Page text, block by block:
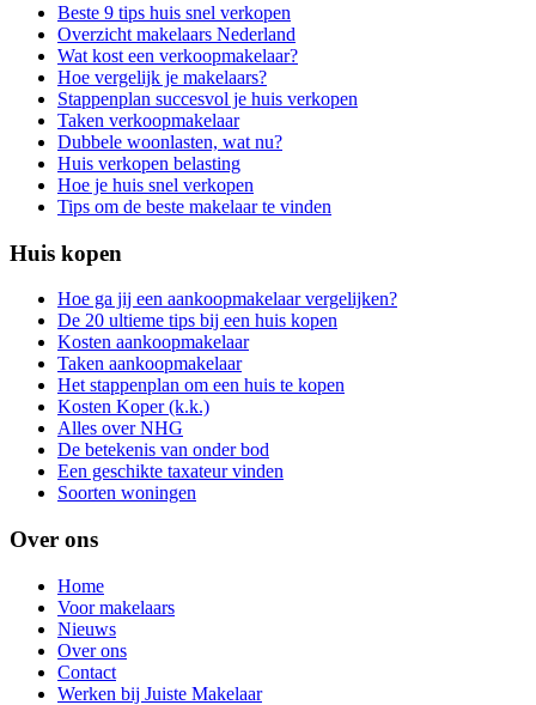
Beste 9 tips huis snel verkopen
Overzicht makelaars Nederland
Wat kost een verkoopmakelaar?
Hoe vergelijk je makelaars?
Stappenplan succesvol je huis verkopen
Taken verkoopmakelaar
Dubbele woonlasten, wat nu?
Huis verkopen belasting
Hoe je huis snel verkopen
Tips om de beste makelaar te vinden
Huis kopen
Hoe ga jij een aankoopmakelaar vergelijken?
De 20 ultieme tips bij een huis kopen
Kosten aankoopmakelaar
Taken aankoopmakelaar
Het stappenplan om een huis te kopen
Kosten Koper (k.k.)
Alles over NHG
De betekenis van onder bod
Een geschikte taxateur vinden
Soorten woningen
Over ons
Home
Voor makelaars
Nieuws
Over ons
Contact
Werken bij Juiste Makelaar